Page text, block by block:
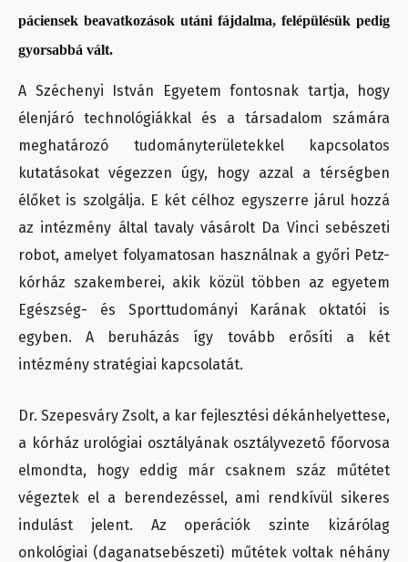
páciensek beavatkozások utáni fájdalma, felépülésük pedig
gyorsabbá vált.
A Széchenyi István Egyetem fontosnak tartja, hogy
élenjáró technológiákkal és a társadalom számára
meghatározó tudományterületekkel kapcsolatos
kutatásokat végezzen úgy, hogy azzal a térségben
élőket is szolgálja. E két célhoz egyszerre járul hozzá
az intézmény által tavaly vásárolt Da Vinci sebészeti
robot, amelyet folyamatosan használnak a győri Petz-
kórház szakemberei, akik közül többen az egyetem
Egészség- és Sporttudományi Karának oktatói is
egyben. A beruházás így tovább erősíti a két
intézmény stratégiai kapcsolatát.
Dr. Szepesváry Zsolt, a kar fejlesztési dékánhelyettese,
a kórház urológiai osztályának osztályvezető főorvosa
elmondta, hogy eddig már csaknem száz műtétet
végeztek el a berendezéssel, ami rendkívül sikeres
indulást jelent. Az operációk szinte kizárólag
onkológiai (daganatsebészeti) műtétek voltak néhány